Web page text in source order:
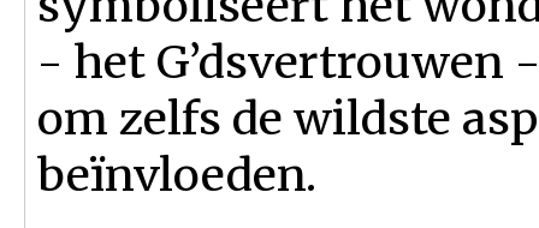
- het G’dsvertrouwen
om zelfs de wildste
beïnvloeden.